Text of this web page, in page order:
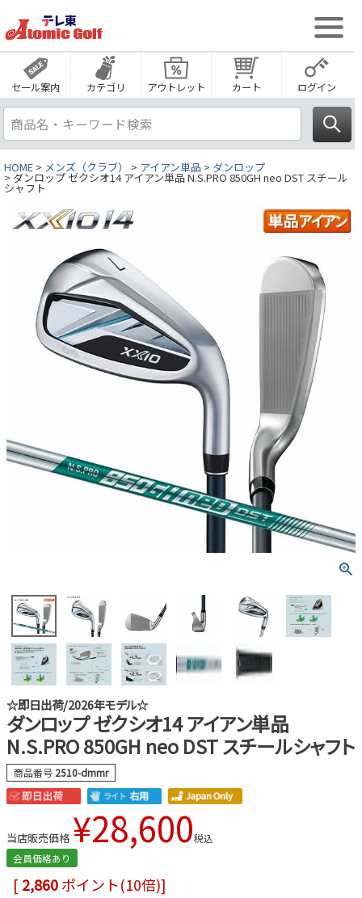
セール案内 カテゴリ アウトレット カート ログイン
HOME メンズ（クラブ） アイアン単品 ダンロップ
ダンロップ ゼクシオ14 アイアン単品 N.S.PRO 850GH neo DST スチール
シャフト
☆即日出荷/2026年モデル☆
ダンロップ ゼクシオ14 アイアン単品
N.S.PRO 850GH neo DST スチールシャフト
商品番号 2510-dmmr
当店販売価格 ¥28,600税込
会員価格あり
[ 2,860ポイント(10倍)]